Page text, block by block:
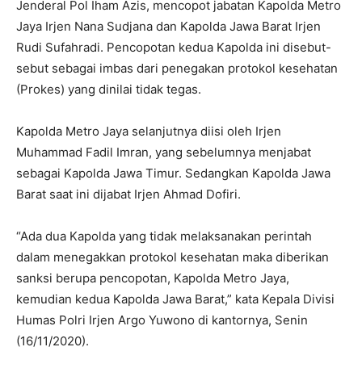
Jenderal Pol Iham Azis, mencopot jabatan Kapolda Metro
Jaya Irjen Nana Sudjana dan Kapolda Jawa Barat Irjen
Rudi Sufahradi. Pencopotan kedua Kapolda ini disebut-
sebut sebagai imbas dari penegakan protokol kesehatan
(Prokes) yang dinilai tidak tegas.
Kapolda Metro Jaya selanjutnya diisi oleh Irjen
Muhammad Fadil Imran, yang sebelumnya menjabat
sebagai Kapolda Jawa Timur. Sedangkan Kapolda Jawa
Barat saat ini dijabat Irjen Ahmad Dofiri.
“Ada dua Kapolda yang tidak melaksanakan perintah
dalam menegakkan protokol kesehatan maka diberikan
sanksi berupa pencopotan, Kapolda Metro Jaya,
kemudian kedua Kapolda Jawa Barat,” kata Kepala Divisi
Humas Polri Irjen Argo Yuwono di kantornya, Senin
(16/11/2020).